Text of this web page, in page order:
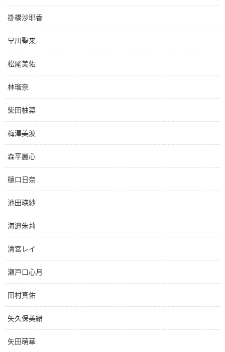
掛橋沙耶香
早川聖来
松尾美佑
林瑠奈
柴田柚菜
梅澤美波
森平麗心
樋口日奈
池田瑛紗
海邉朱莉
清宮レイ
瀬戸口心月
田村真佑
矢久保美緒
矢田萌華